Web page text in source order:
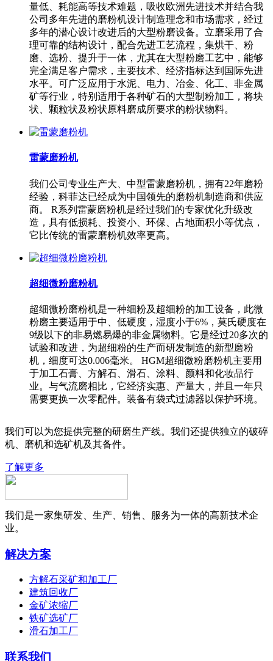
量低、耗能高等技术难题，吸收欧洲先进技术并结合我
公司多年先进的磨粉机设计制造理念和市场需求，经过
多年的潜心设计改进后的大型粉磨设备。立磨采用了合
理可靠的结构设计，配合先进工艺流程，集烘干、粉
磨、选粉、提升于一体，尤其在大型粉磨工艺中，能够
完全满足客户需求，主要技术、经济指标达到国际先进
水平。可广泛应用于水泥、电力、冶金、化工、非金属
矿等行业，特别适用于各种矿石的大型制粉加工，将块
状、颗粒状及粉状原料磨成所要求的粉状物料。
雷蒙磨粉机
我们公司专业生产大、中型雷蒙磨粉机，拥有22年磨粉
经验，科菲达已经成为中国领先的磨粉机制造商和供应
商。 R系列雷蒙磨粉机是经过我们的专家优化升级改
造，具有低损耗、投资小、环保、占地面积小等优点，
它比传统的雷蒙磨粉机效率更高。
超细微粉磨粉机
超细微粉磨粉机是一种细粉及超细粉的加工设备，此微
粉磨主要适用于中、低硬度，湿度小于6%，莫氏硬度在
9级以下的非易燃易爆的非金属物料。它是经过20多次的
试验和改进，为超细粉的生产而研发制造的新型磨粉
机，细度可达0.006毫米。 HGM超细微粉磨粉机主要用
于加工石膏、方解石、滑石、涂料、颜料和化妆品行
业。与气流磨相比，它经济实惠、产量大，并且一年只
需要更换一次零配件。装备有袋式过滤器以保护环境。
我们可以为您提供完整的研磨生产线。我们还提供独立的破碎
机、磨机和选矿机及其备件。
了解更多
我们是一家集研发、生产、销售、服务为一体的高新技术企
业。
解决方案
方解石采矿和加工厂
建筑回收厂
金矿浓缩厂
铁矿选矿厂
滑石加工厂
联系我们